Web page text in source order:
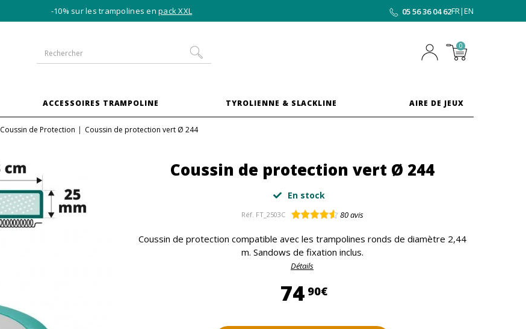
-10% sur les trampolines enpack XXL 05 56 36 04 62FR|EN
0
ACCESSOIRES TRAMPOLINE TYROLIENNE & SLACKLINE AIRE DE JEUX
Coussin de Protection Coussin de protection vert Ø 244
Coussin de protection vert Ø 244
En stock
Réf. FT_2503C 80avis
Coussin de protection compatible avec les trampolines ronds de diamètre 2,44
m. Sandows de fixation inclus.
Détails
74 90€74,90 €